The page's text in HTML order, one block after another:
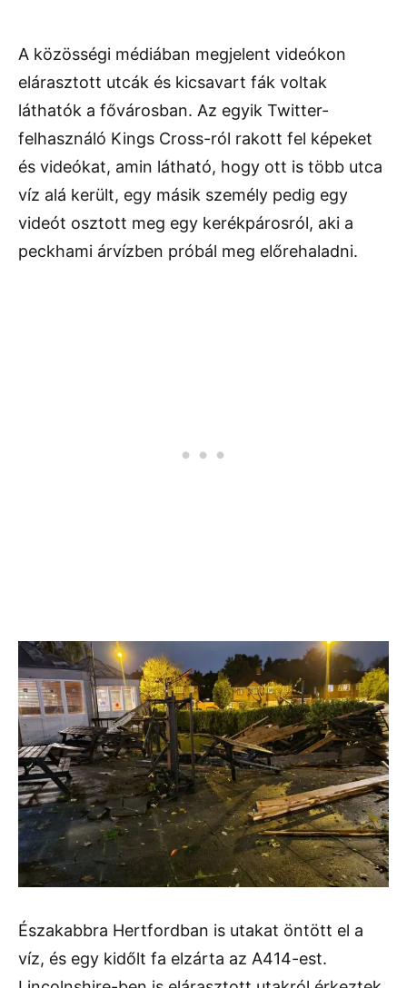
A közösségi médiában megjelent videókon
elárasztott utcák és kicsavart fák voltak
láthatók a fővárosban. Az egyik Twitter-
felhasználó Kings Cross-ról rakott fel képeket
és videókat, amin látható, hogy ott is több utca
víz alá került, egy másik személy pedig egy
videót osztott meg egy kerékpárosról, aki a
peckhami árvízben próbál meg előrehaladni.
Északabbra Hertfordban is utakat öntött el a
víz, és egy kidőlt fa elzárta az A414-est.